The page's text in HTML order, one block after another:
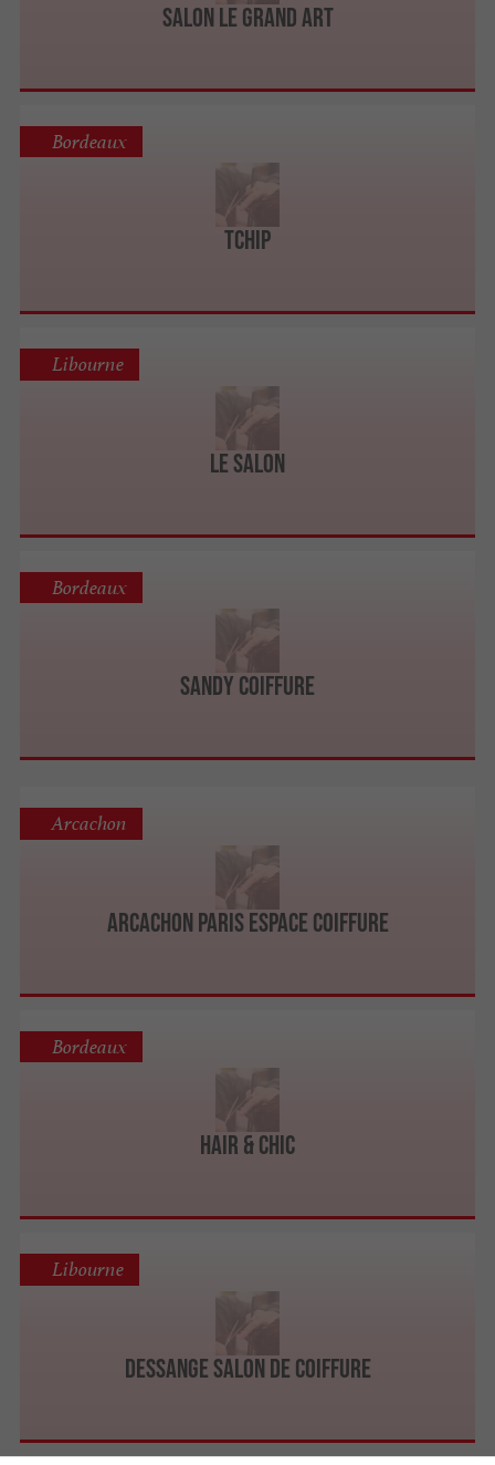
Salon Le Grand Art
Tchip
Bordeaux
Le Salon
Libourne
Sandy Coiffure
Bordeaux
Arcachon Paris Espace Coiffure
Arcachon
Hair & Chic
Bordeaux
DESSANGE Salon de Coiffure
Libourne